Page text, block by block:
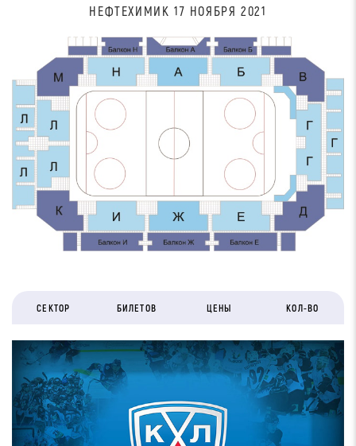
НЕФТЕХИМИК 17 НОЯБРЯ 2021
СЕКТОР БИЛЕТОВ ЦЕНЫ КОЛ-ВО